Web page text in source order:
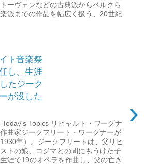
ーヴェンなどの古典派からベルクら
派までの作品を幅広く扱う、20世紀
ト音楽祭
し、生涯
たジーク
が没した
›
Topics リヒャルト・ワーグナ
曲家ジークフリート・ワーグナーが
年）。ジークフリートは、父リヒ
トの娘、コジマとの間にもうけた子
涯で19のオペラを作曲し、父の亡き